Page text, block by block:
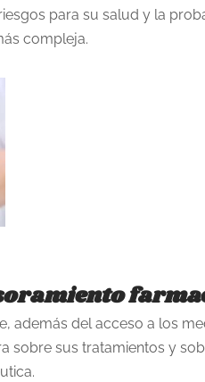
para su salud y la
compleja.
además del acceso a los
sobre sus tratamientos y